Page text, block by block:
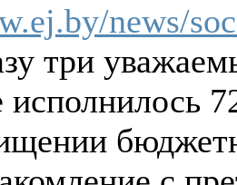
news/
три
исполнилось